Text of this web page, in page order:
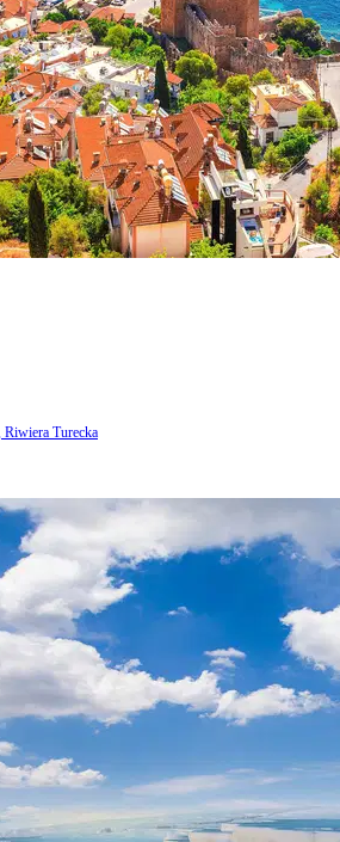
Riwiera Turecka